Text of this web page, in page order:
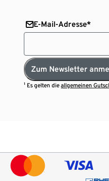
E-Mail-Adresse*
Zum Newsletter
¹ Es gelten dieallgemeinen